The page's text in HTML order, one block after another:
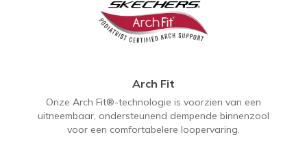
Arch Fit
Onze Arch Fit®-technologie is voorzien van een
uitneembaar, ondersteunend dempende binnenzool
voor een comfortabelere loopervaring.